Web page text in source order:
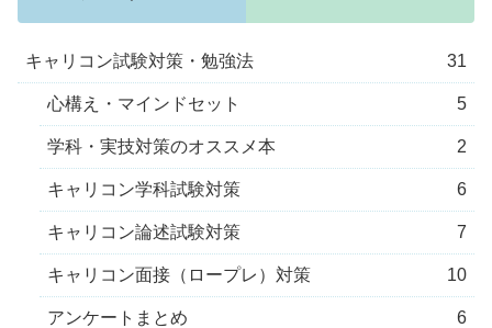
キャリコン試験対策・勉強法 31
心構え・マインドセット 5
学科・実技対策のオススメ本 2
キャリコン学科試験対策 6
キャリコン論述試験対策 7
キャリコン面接（ロープレ）対策 10
アンケートまとめ 6